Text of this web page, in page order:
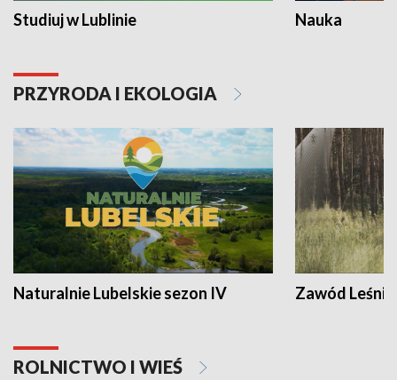
Studiuj w Lublinie Nauka
PRZYRODA I EKOLOGIA
Naturalnie Lubelskie sezon IV Zawód Leśnik
ROLNICTWO I WIEŚ